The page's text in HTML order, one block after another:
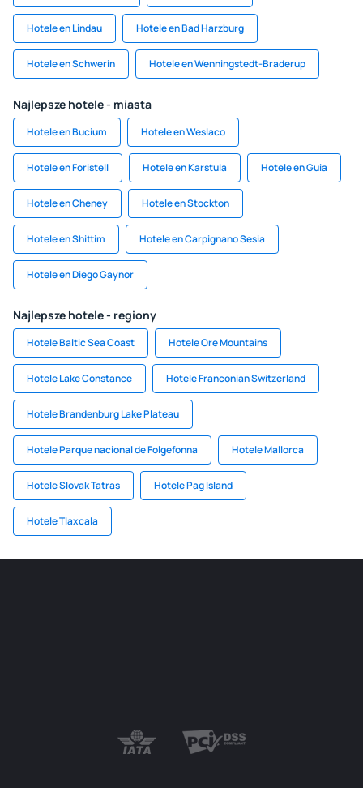
Hotele en Lindau Hotele en Bad Harzburg
Hotele en Schwerin Hotele en Wenningstedt-Braderup
Najlepsze hotele - miasta
Hotele en Bucium Hotele en Weslaco
Hotele en Foristell Hotele en Karstula Hotele en Guia
Hotele en Cheney Hotele en Stockton
Hotele en Shittim Hotele en Carpignano Sesia
Hotele en Diego Gaynor
Najlepsze hotele - regiony
Hotele Baltic Sea Coast Hotele Ore Mountains
Hotele Lake Constance Hotele Franconian Switzerland
Hotele Brandenburg Lake Plateau
Hotele Parque nacional de Folgefonna Hotele Mallorca
Hotele Slovak Tatras Hotele Pag Island
Hotele Tlaxcala